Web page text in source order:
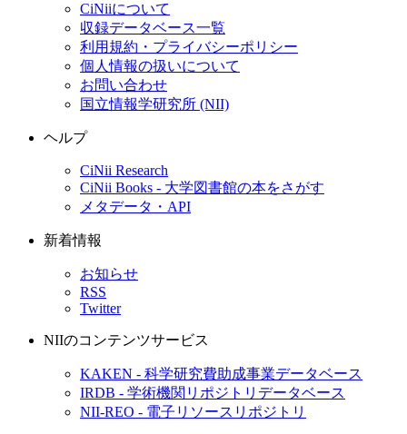
CiNiiについて
収録データベース一覧
利用規約・プライバシーポリシー
個人情報の扱いについて
お問い合わせ
国立情報学研究所 (NII)
ヘルプ
CiNii Research
CiNii Books - 大学図書館の本をさがす
メタデータ・API
新着情報
お知らせ
RSS
Twitter
NIIのコンテンツサービス
KAKEN - 科学研究費助成事業データベース
IRDB - 学術機関リポジトリデータベース
NII-REO - 電子リソースリポジトリ